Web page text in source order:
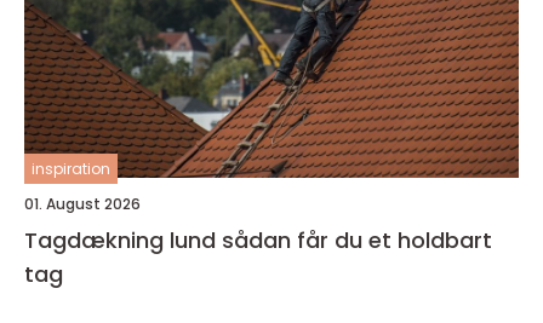
inspiration
01. August 2026
Tagdækning lund sådan får du et holdbart
tag